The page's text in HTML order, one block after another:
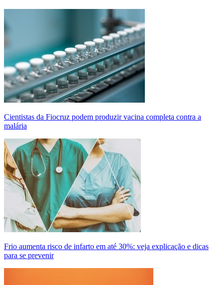
Cientistas da Fiocruz podem produzir vacina completa contra a
malária
Frio aumenta risco de infarto em até 30%: veja explicação e dicas
para se prevenir